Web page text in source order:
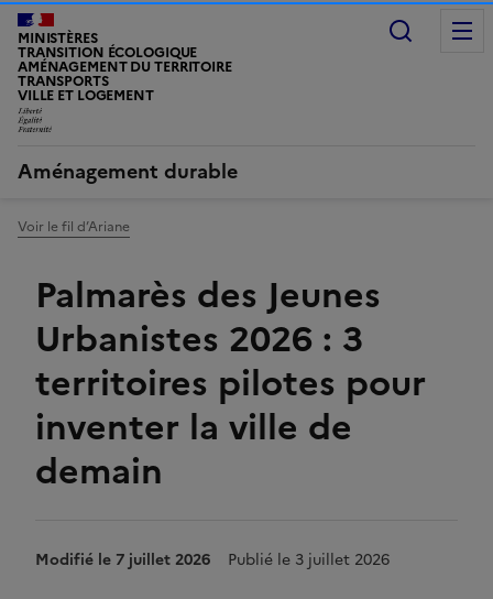
MINISTÈRES
TRANSITION ÉCOLOGIQUE
AMÉNAGEMENT DU TERRITOIRE
TRANSPORTS
VILLE ET LOGEMENT
LIBERTÉ, ÉGALITÉ, FRATERNITÉ
Aménagement durable
Voir le fil d’Ariane
Palmarès des Jeunes
Urbanistes 2026 : 3
territoires pilotes pour
inventer la ville de
demain
Modifié le 7 juillet 2026 Publié le 3 juillet 2026